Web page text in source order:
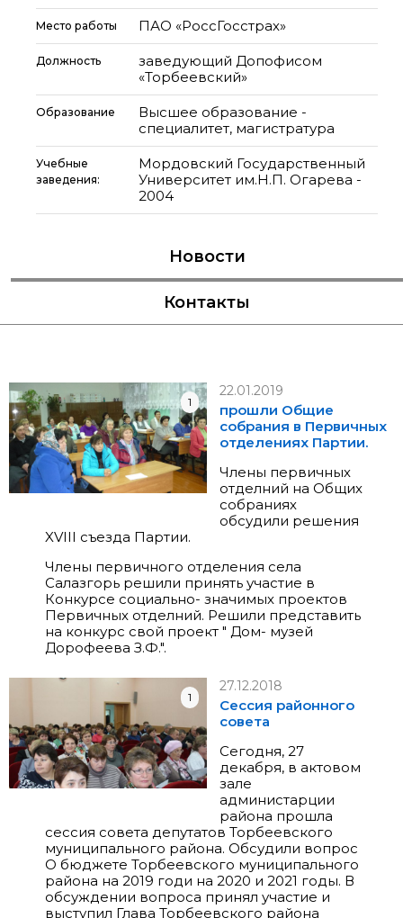
Место работы ПАО «РоссГосстрах»
Должность
заведующий Допофисом
«Торбеевский»
Образование
Высшее образование -
специалитет, магистратура
Учебные
заведения:
Мордовский Государственный
Университет им.Н.П. Огарева -
2004
Новости
Контакты
1
22.01.2019
прошли Общие
собрания в Первичных
отделениях Партии.
Члены первичных
отделний на Общих
собраниях
обсудили решения
XVIII съезда Партии.
Члены первичного отделения села
Салазгорь решили принять участие в
Конкурсе социально- значимых проектов
Первичных отделний. Решили представить
на конкурс свой проект " Дом- музей
Дорофеева З.Ф.".
1
27.12.2018
Сессия районного
совета
Сегодня, 27
декабря, в актовом
зале
администарции
района прошла
сессия совета депутатов Торбеевского
муниципального района. Обсудили вопрос
О бюджете Торбеевского муниципального
района на 2019 годи на 2020 и 2021 годы. В
обсуждении вопроса принял участие и
выступил Глава Торбеевского района